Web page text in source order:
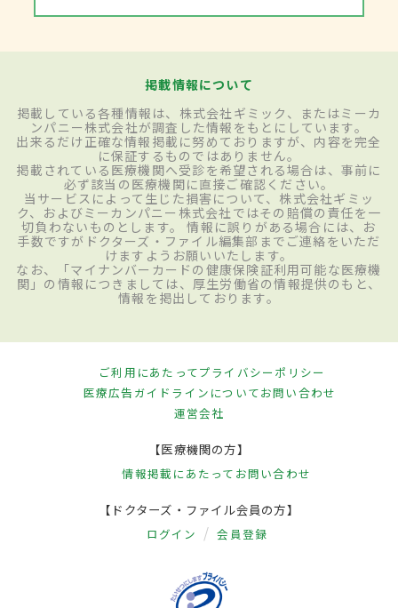
掲載情報について
掲載している各種情報は、株式会社ギミック、またはミーカ
ンパニー株式会社が調査した情報をもとにしています。
出来るだけ正確な情報掲載に努めておりますが、内容を完全
に保証するものではありません。
掲載されている医療機関へ受診を希望される場合は、事前に
必ず該当の医療機関に直接ご確認ください。
当サービスによって生じた損害について、株式会社ギミッ
ク、およびミーカンパニー株式会社ではその賠償の責任を一
切負わないものとします。 情報に誤りがある場合には、お
手数ですがドクターズ・ファイル編集部までご連絡をいただ
けますようお願いいたします。
なお、「マイナンバーカードの健康保険証利用可能な医療機
関」の情報につきましては、厚生労働省の情報提供のもと、
情報を掲出しております。
ご利用にあたってプライバシーポリシー
医療広告ガイドラインについてお問い合わせ
運営会社
【医療機関の方】
情報掲載にあたって お問い合わせ
【ドクターズ・ファイル会員の方】
ログイン 会員登録